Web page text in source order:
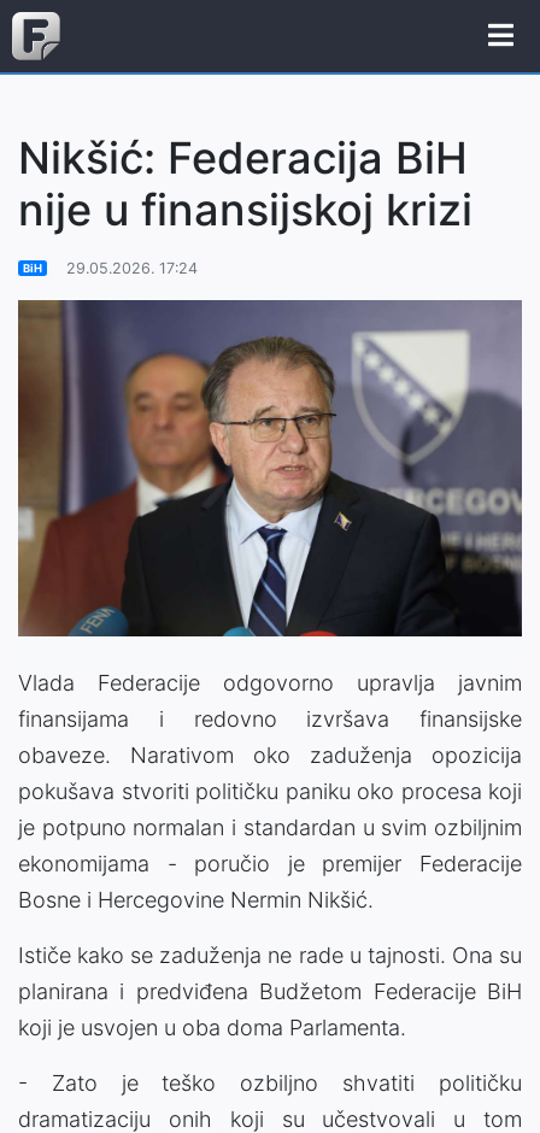
Nikšić: Federacija BiH
nije u finansijskoj krizi
BiH 29.05.2026. 17:24
Vlada Federacije odgovorno upravlja javnim
finansijama i redovno izvršava finansijske
obaveze. Narativom oko zaduženja opozicija
pokušava stvoriti političku paniku oko procesa koji
je potpuno normalan i standardan u svim ozbiljnim
ekonomijama - poručio je premijer Federacije
Bosne i Hercegovine Nermin Nikšić.
Ističe kako se zaduženja ne rade u tajnosti. Ona su
planirana i predviđena Budžetom Federacije BiH
koji je usvojen u oba doma Parlamenta.
- Zato je teško ozbiljno shvatiti političku
dramatizaciju onih koji su učestvovali u tom